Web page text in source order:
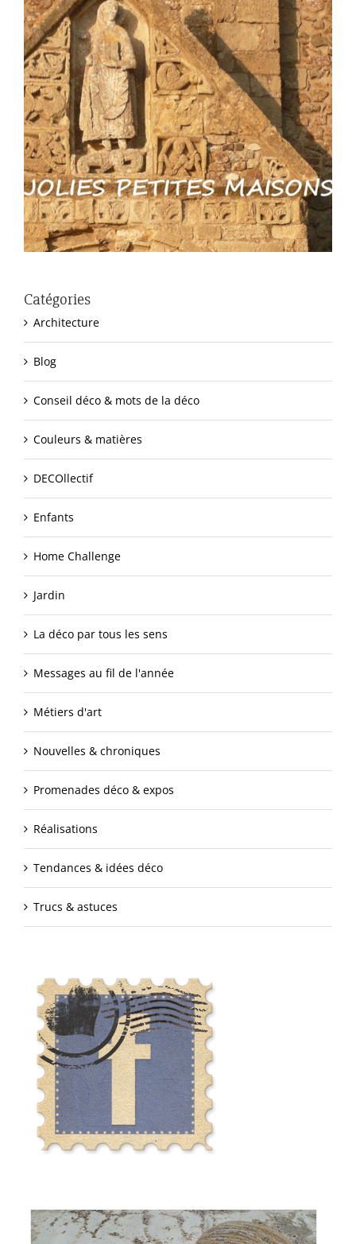
Catégories
Architecture
Blog
Conseil déco & mots de la déco
Couleurs & matières
DECOllectif
Enfants
Home Challenge
Jardin
La déco par tous les sens
Messages au fil de l'année
Métiers d'art
Nouvelles & chroniques
Promenades déco & expos
Réalisations
Tendances & idées déco
Trucs & astuces